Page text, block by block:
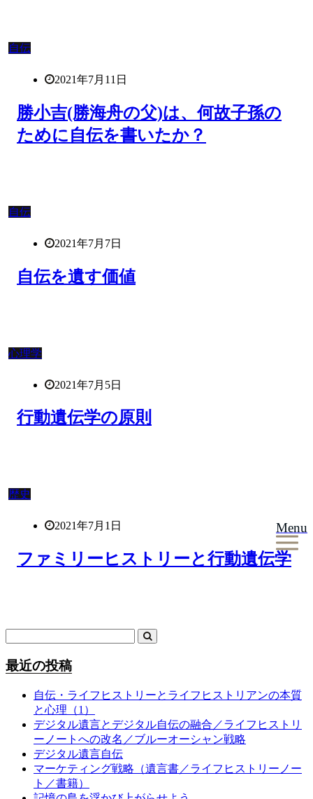
Menu
自伝
2021年7月11日
勝小吉(勝海舟の父)は、何故子孫の
ために自伝を書いたか？
自伝
2021年7月7日
自伝を遺す価値
心理学
2021年7月5日
行動遺伝学の原則
歴史
2021年7月1日
ファミリーヒストリーと行動遺伝学
最近の投稿
自伝・ライフヒストリーとライフヒストリアンの本質
と心理（1）
デジタル遺言とデジタル自伝の融合／ライフヒストリ
ーノートへの改名／ブルーオーシャン戦略
デジタル遺言自伝
マーケティング戦略（遺言書／ライフヒストリーノー
ト／書籍）